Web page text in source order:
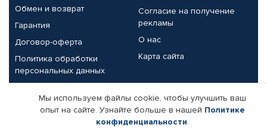
Обмен и возврат
Гарантия
Договор-оферта
Политика обработки
персональных данных
Согласие на получение
рекламы
О нас
Карта сайта
Партнерам
Корпоративным клиентам
Реквизиты компании
Мы используем файлы cookie, чтобы улучшить ваш
опыт на сайте. Узнайте больше в нашей Политике
конфиденциальности.